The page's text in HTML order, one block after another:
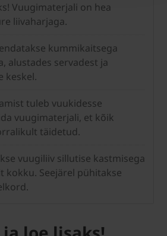
Vuugimaterjali on hea
liivaharjaga.
kummikaitsega
alustades servadest ja
keskel.
tuleb vuukidesse
vuugimaterjali, et kõik
täidetud.
vuugiliiv sillutise kastmisega
kokku. Seejärel pühitakse